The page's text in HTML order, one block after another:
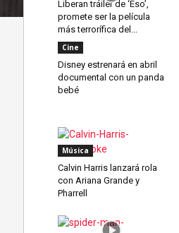
Liberan tráiler de ‘Eso’,
promete ser la película
más terrorífica del...
Cine
Disney estrenará en abril
documental con un panda
bebé
Música
Calvin Harris lanzará rola
con Ariana Grande y
Pharrell